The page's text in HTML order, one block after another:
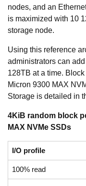
nodes, and an
is maximized with 10
storage node.
Using this reference
administrators can
128TB at a time.
Micron 9300 MAX
Storage is detailed in
4KiB random block
MAX NVMe SSDs
I/O profile
100% read